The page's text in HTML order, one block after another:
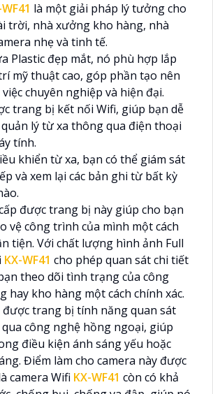
là một giải pháp lý tưởng cho
trời, nhà xưởng kho hàng, nhà
nhẹ và tinh tế.
Plastic đẹp mắt, nó phù hợp lắp
mỹ thuật cao, góp phần tạo nên
chuyên nghiệp và hiện đại.
trang bị kết nối Wifi, giúp bạn dễ
lý từ xa thông qua điện thoại
tính.
khiển từ xa, bạn có thể giám sát
và xem lại các bản ghi từ bất kỳ
được trang bị này giúp cho bạn
vệ công trình của mình một cách
tiện. Với chất lượng hình ảnh Full
KX-WF41 cho phép quan sát chi tiết
theo dõi tình trạng của công
hay kho hàng một cách chính xác.
được trang bị tính năng quan sát
công nghệ hồng ngoại, giúp
điều kiện ánh sáng yếu hoặc
Điểm làm cho camera này được
camera Wifi KX-WF41 còn có khả